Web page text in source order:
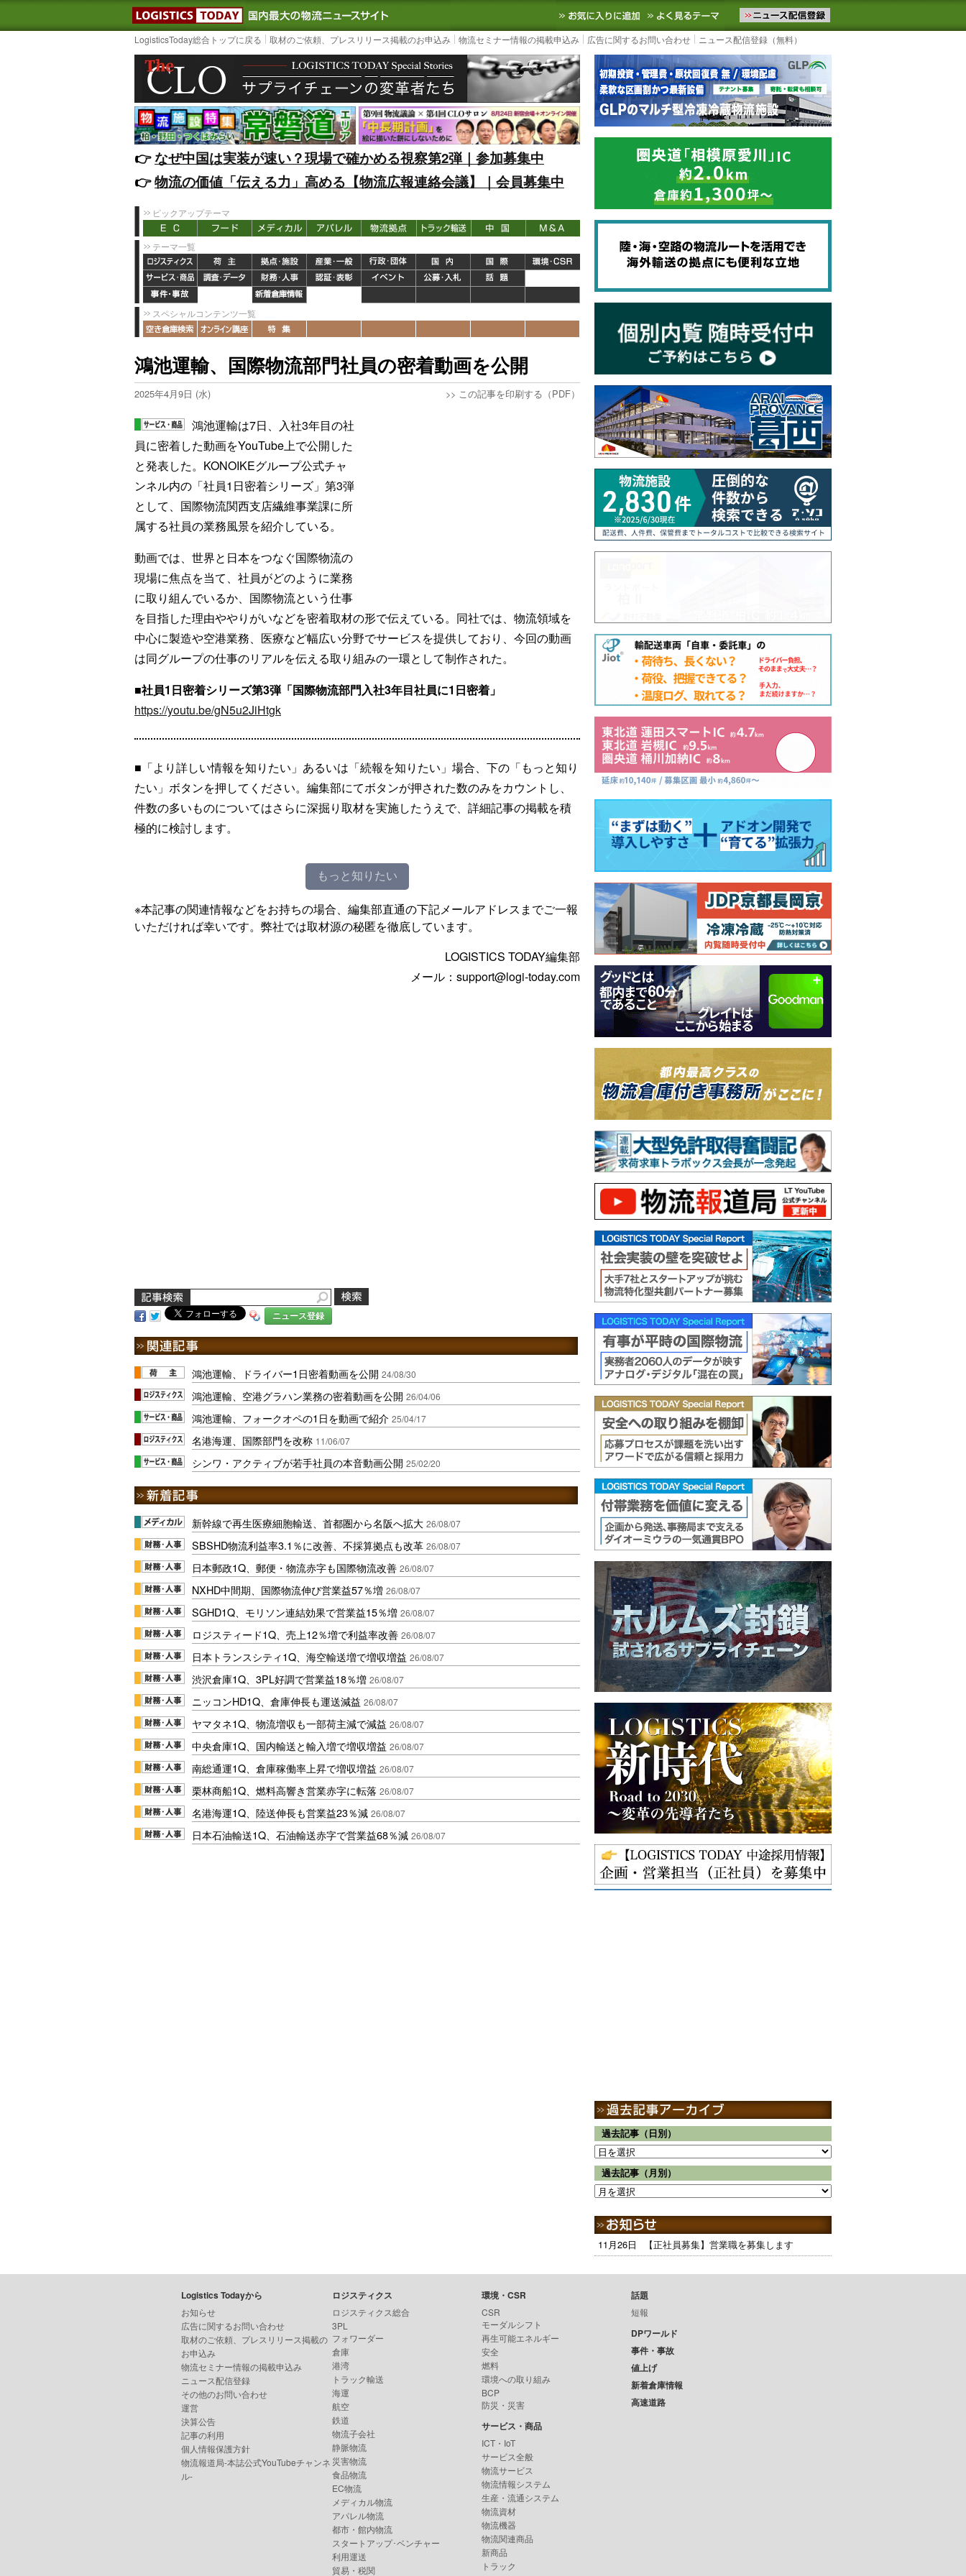
LOGISTICS TODAY｜国内最大の物流ニュースサイト3PL, SCMなど国内外の最新の物流ニュースをお届けします。物流ニュースメール配信を登録す
お気に入りに追加 よく見るテーマ
LogisticsToday総合トップに戻る 取材のご依頼、プレスリリース掲載のお申込み 物流セミナー情報の掲載申込み 広告に関するお問い合わせ ニュース配信登録（無料）
👉️なぜ中国は実装が速い？現場で確かめる視察第2弾｜参加募集中
👉️物流の価値「伝える力」高める【物流広報連絡会議】｜会員募集中
ピックアップテーマ
テーマ一覧
スペシャルコンテンツ一覧
鴻池運輸、国際物流部門社員の密着動画を公開
2025年4月9日 (水) >> この記事を印刷する（PDF）
鴻池運輸は7日、入社3年目の社
員に密着した動画をYouTube上で公開した
と発表した。KONOIKEグループ公式チャ
ンネル内の「社員1日密着シリーズ」第3弾
として、国際物流関西支店繊維事業課に所
属する社員の業務風景を紹介している。
動画では、世界と日本をつなぐ国際物流の
現場に焦点を当て、社員がどのように業務
に取り組んでいるか、国際物流という仕事
を目指した理由ややりがいなどを密着取材の形で伝えている。同社では、物流領域を
中心に製造や空港業務、医療など幅広い分野でサービスを提供しており、今回の動画
は同グループの仕事のリアルを伝える取り組みの一環として制作された。
■社員1日密着シリーズ第3弾「国際物流部門入社3年目社員に1日密着」
https://youtu.be/gN5u2JiHtgk
■「より詳しい情報を知りたい」あるいは「続報を知りたい」場合、下の「もっと知り
たい」ボタンを押してください。編集部にてボタンが押された数のみをカウントし、
件数の多いものについてはさらに深掘り取材を実施したうえで、詳細記事の掲載を積
極的に検討します。
もっと知りたい
※本記事の関連情報などをお持ちの場合、編集部直通の下記メールアドレスまでご一報
いただければ幸いです。弊社では取材源の秘匿を徹底しています。
LOGISTICS TODAY編集部
メール：support@logi-today.com
ニュース登録
鴻池運輸、ドライバー1日密着動画を公開 24/08/30
鴻池運輸、空港グラハン業務の密着動画を公開 26/04/06
鴻池運輸、フォークオペの1日を動画で紹介 25/04/17
名港海運、国際部門を改称 11/06/07
シンワ・アクティブが若手社員の本音動画公開 25/02/20
新幹線で再生医療細胞輸送、首都圏から名阪へ拡大 26/08/07
SBSHD物流利益率3.1％に改善、不採算拠点も改革 26/08/07
日本郵政1Q、郵便・物流赤字も国際物流改善 26/08/07
NXHD中間期、国際物流伸び営業益57％増 26/08/07
SGHD1Q、モリソン連結効果で営業益15％増 26/08/07
ロジスティード1Q、売上12％増で利益率改善 26/08/07
日本トランスシティ1Q、海空輸送増で増収増益 26/08/07
渋沢倉庫1Q、3PL好調で営業益18％増 26/08/07
ニッコンHD1Q、倉庫伸長も運送減益 26/08/07
ヤマタネ1Q、物流増収も一部荷主減で減益 26/08/07
中央倉庫1Q、国内輸送と輸入増で増収増益 26/08/07
南総通運1Q、倉庫稼働率上昇で増収増益 26/08/07
栗林商船1Q、燃料高響き営業赤字に転落 26/08/07
名港海運1Q、陸送伸長も営業益23％減 26/08/07
日本石油輸送1Q、石油輸送赤字で営業益68％減 26/08/07
過去記事（日別）
過去記事（月別）
11月26日 【正社員募集】営業職を募集します
Logistics Todayから
お知らせ
広告に関するお問い合わせ
取材のご依頼、プレスリリース掲載の
お申込み
物流セミナー情報の掲載申込み
ニュース配信登録
その他のお問い合わせ
運営
決算公告
記事の利用
個人情報保護方針
物流報道局-本誌公式YouTubeチャンネ
ル-
ロジスティクス
ロジスティクス総合
3PL
フォワーダー
倉庫
港湾
トラック輸送
海運
航空
鉄道
物流子会社
静脈物流
災害物流
食品物流
EC物流
メディカル物流
アパレル物流
都市・館内物流
スタートアップ･ベンチャー
利用運送
貿易・税関
環境・CSR
CSR
モーダルシフト
再生可能エネルギー
安全
燃料
環境への取り組み
BCP
防災・災害
サービス・商品
ICT・IoT
サービス全般
物流サービス
物流情報システム
生産・流通システム
物流資材
物流機器
物流関連商品
新商品
トラック
話題
短報
DPワールド
事件・事故
値上げ
新着倉庫情報
高速道路